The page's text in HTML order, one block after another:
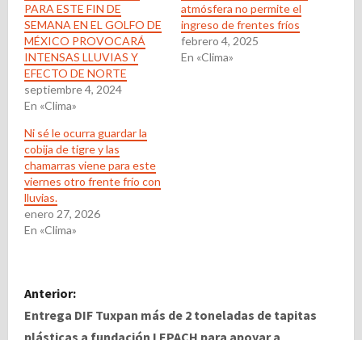
PARA ESTE FIN DE
SEMANA EN EL GOLFO DE
MÉXICO PROVOCARÁ
INTENSAS LLUVIAS Y
EFECTO DE NORTE
septiembre 4, 2024
En «Clima»
atmósfera no permite el
ingreso de frentes fríos
febrero 4, 2025
En «Clima»
Ni sé le ocurra guardar la
cobija de tigre y las
chamarras viene para este
viernes otro frente frío con
lluvias.
enero 27, 2026
En «Clima»
N
a
Anterior:
Entrega DIF Tuxpan más de 2 toneladas de tapitas
plásticas a fundación LEPACH para apoyar a